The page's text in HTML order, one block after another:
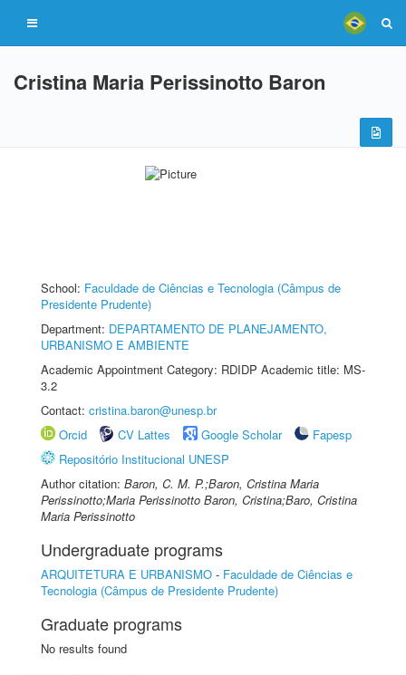
Cristina Maria Perissinotto Baron
School: Faculdade de Ciências e Tecnologia (Câmpus de
Presidente Prudente)
Department: DEPARTAMENTO DE PLANEJAMENTO,
URBANISMO E AMBIENTE
Academic Appointment Category: RDIDP Academic title: MS-
3.2
Contact: cristina.baron@unesp.br
Orcid
CV Lattes Google Scholar
Fapesp
Repositório Institucional UNESP
Author citation: Baron, C. M. P.;Baron, Cristina Maria
Perissinotto;Maria Perissinotto Baron, Cristina;Baro, Cristina
Maria Perissinotto
Undergraduate programs
ARQUITETURA E URBANISMO - Faculdade de Ciências e
Tecnologia (Câmpus de Presidente Prudente)
Graduate programs
No results found